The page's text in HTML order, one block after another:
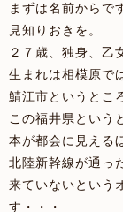
まずは名前からで
見知りおきを。
２７歳、独身、乙
生まれは相模原で
鯖江市というとこ
この福井県という
本が都会に見える
北陸新幹線が通っ
来ていないという
す・・・